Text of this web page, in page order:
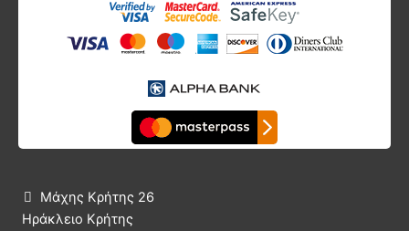

Μάχης Κρήτης 26
Ηράκλειο Κρήτης